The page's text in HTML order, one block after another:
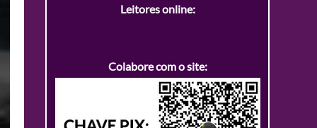
Leitores online:
Colabore com o site: